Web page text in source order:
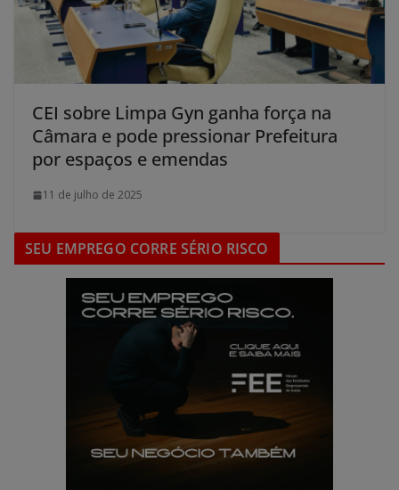
CEI sobre Limpa Gyn ganha força na
Câmara e pode pressionar Prefeitura
por espaços e emendas
11 de julho de 2025
SEU EMPREGO CORRE SÉRIO RISCO